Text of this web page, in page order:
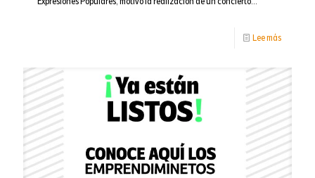
Lee más-
nuestro
de
Bellas
Artes